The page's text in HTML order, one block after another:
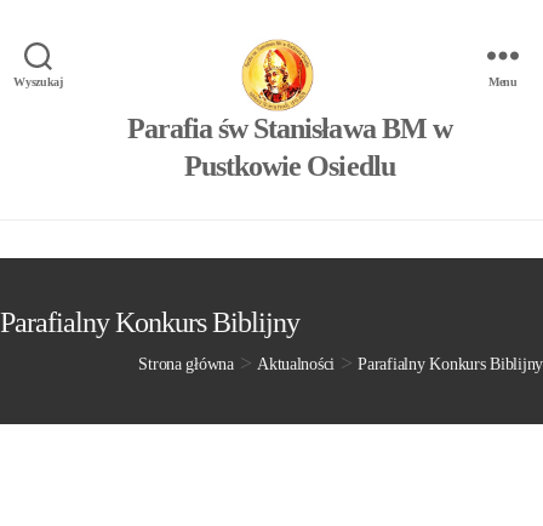
Wyszukaj
Parafia św Stanisława BM w
Pustkowie Osiedlu
Menu
Parafialny Konkurs Biblijny
Strona główna>Aktualności >Parafialny Konkurs Biblijny